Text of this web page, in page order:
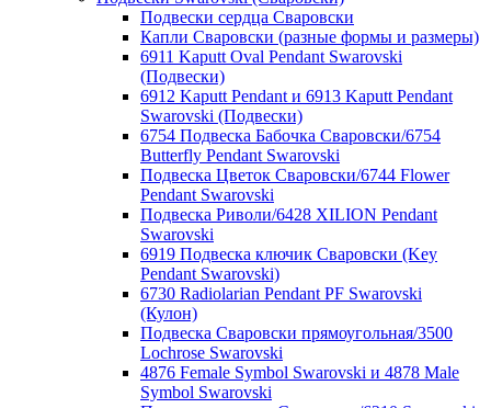
Подвески сердца Сваровски
Капли Сваровски (разные формы и размеры)
6911 Kaputt Oval Pendant Swarovski
(Подвески)
6912 Kaputt Pendant и 6913 Kaputt Pendant
Swarovski (Подвески)
6754 Подвеска Бабочка Сваровски/6754
Butterfly Pendant Swarovski
Подвеска Цветок Сваровски/6744 Flower
Pendant Swarovski
Подвеска Риволи/6428 XILION Pendant
Swarovski
6919 Подвеска ключик Сваровски (Key
Pendant Swarovski)
6730 Radiolarian Pendant PF Swarovski
(Кулон)
Подвеска Сваровски прямоугольная/3500
Lochrose Swarovski
4876 Female Symbol Swarovski и 4878 Male
Symbol Swarovski